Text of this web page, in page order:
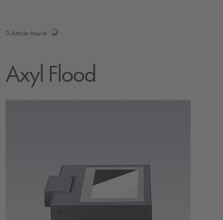
0 Article trouvé
Axyl Flood